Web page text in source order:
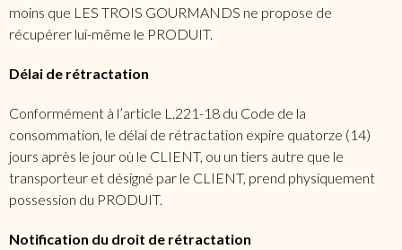
moins que LES TROIS GOURMANDS ne propose de
récupérer lui-même le PRODUIT.
Délai de rétractation
Conformément à l’article L.221-18 du Code de la
consommation, le délai de rétractation expire quatorze (14)
jours après le jour où le CLIENT, ou un tiers autre que le
transporteur et désigné par le CLIENT, prend physiquement
possession du PRODUIT.
Notification du droit de rétractation